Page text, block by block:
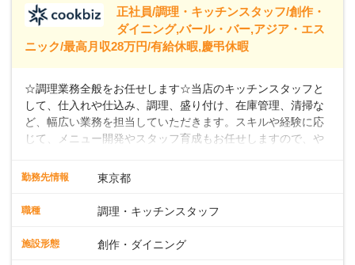
＞＞＞パートスタッフも同時募集中！時給
正社員/調理・キッチンスタッフ/創作・
ダイニング,バール・バー,アジア・エス
ニック/最高月収28万円/有給休暇,慶弔休暇
☆調理業務全般をお任せします☆当店のキッチンスタッフと
して、仕入れや仕込み、調理、盛り付け、在庫管理、清掃な
ど、幅広い業務を担当していただきます。スキルや経験に応
じて、メニュー開発やスタッフ育成もお任せしますので、や
アアップのチャンスが豊富に用意されています。 【Dam
もと、クラフトビールと共に楽しめるこだわりのフィッシュ
中東、アジアなどの多国籍エッセンスを取り入れたカジュア
勤務先情報 東京都
職種 調理・キッチンスタッフ
施設形態 創作・ダイニング